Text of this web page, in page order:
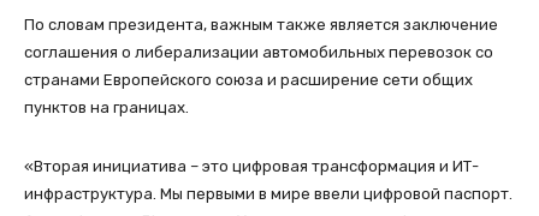
По словам президента, важным также является заключение
соглашения о либерализации автомобильных перевозок со
странами Европейского союза и расширение сети общих
пунктов на границах.
«Вторая инициатива – это цифровая трансформация и ИТ-
инфраструктура. Мы первыми в мире ввели цифровой паспорт.